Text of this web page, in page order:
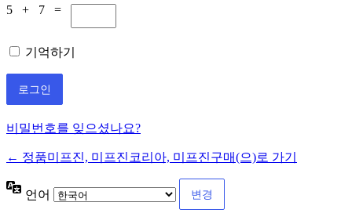
5 + 7 =
기억하기
비밀번호를 잊으셨나요?
← 정품미프진, 미프진코리아, 미프진구매(으)로 가기
언어